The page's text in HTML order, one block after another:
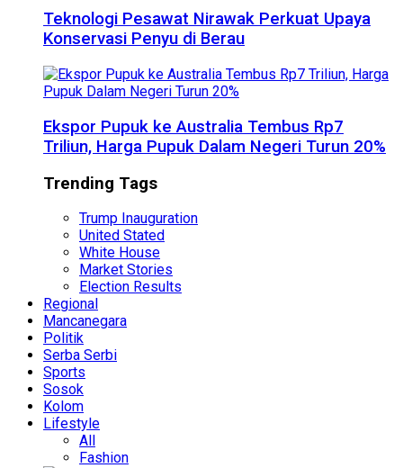
Teknologi Pesawat Nirawak Perkuat Upaya
Konservasi Penyu di Berau
Ekspor Pupuk ke Australia Tembus Rp7
Triliun, Harga Pupuk Dalam Negeri Turun 20%
Trending Tags
Trump Inauguration
United Stated
White House
Market Stories
Election Results
Regional
Mancanegara
Politik
Serba Serbi
Sports
Sosok
Kolom
Lifestyle
All
Fashion